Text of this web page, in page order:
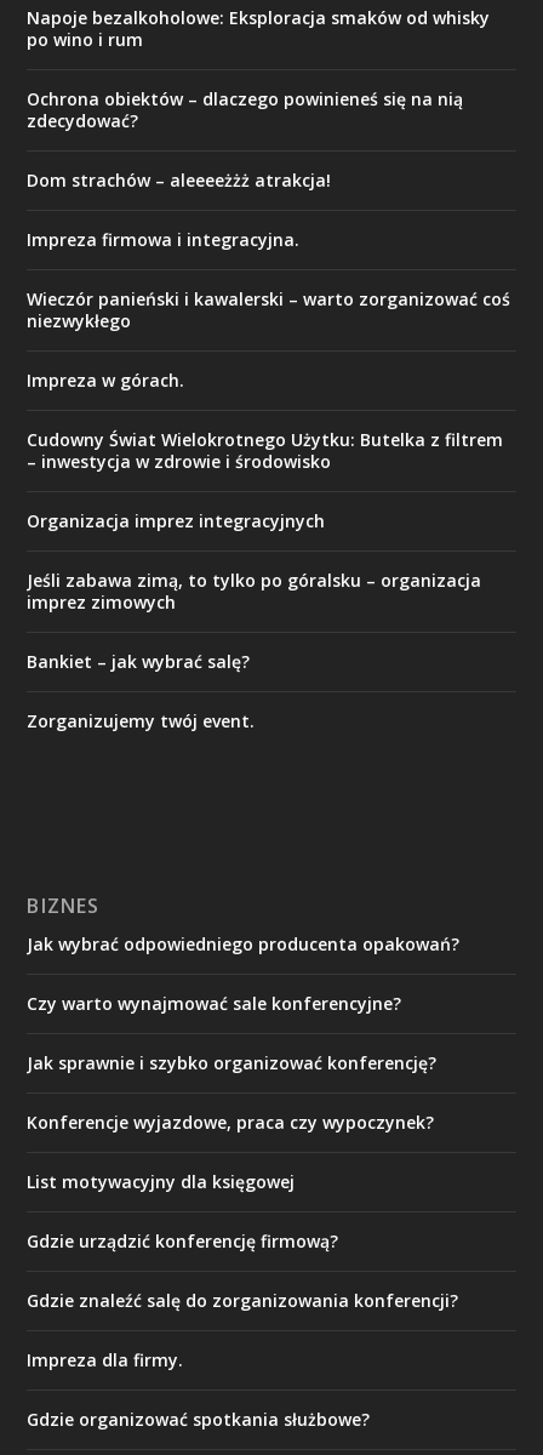
Napoje bezalkoholowe: Eksploracja smaków od whisky
po wino i rum
Ochrona obiektów – dlaczego powinieneś się na nią
zdecydować?
Dom strachów – aleeeeżżż atrakcja!
Impreza firmowa i integracyjna.
Wieczór panieński i kawalerski – warto zorganizować coś
niezwykłego
Impreza w górach.
Cudowny Świat Wielokrotnego Użytku: Butelka z filtrem
– inwestycja w zdrowie i środowisko
Organizacja imprez integracyjnych
Jeśli zabawa zimą, to tylko po góralsku – organizacja
imprez zimowych
Bankiet – jak wybrać salę?
Zorganizujemy twój event.
BIZNES
Jak wybrać odpowiedniego producenta opakowań?
Czy warto wynajmować sale konferencyjne?
Jak sprawnie i szybko organizować konferencję?
Konferencje wyjazdowe, praca czy wypoczynek?
List motywacyjny dla księgowej
Gdzie urządzić konferencję firmową?
Gdzie znaleźć salę do zorganizowania konferencji?
Impreza dla firmy.
Gdzie organizować spotkania służbowe?